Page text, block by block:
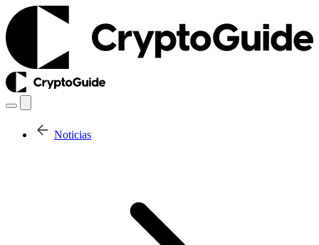
Noticias